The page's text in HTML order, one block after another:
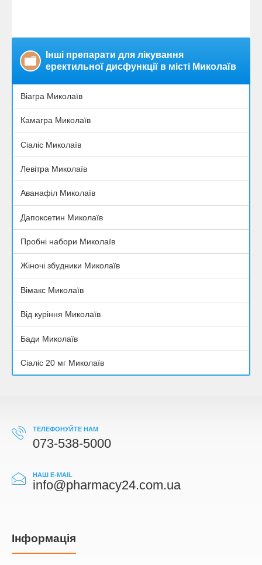
Інші препарати для лікування
еректильної дисфункції в місті Миколаїв
Віагра Миколаїв
Камагра Миколаїв
Сіаліс Миколаїв
Левітра Миколаїв
Аванафіл Миколаїв
Дапоксетин Миколаїв
Пробні набори Миколаїв
Жіночі збудники Миколаїв
Вімакс Миколаїв
Від куріння Миколаїв
Бади Миколаїв
Сіаліс 20 мг Миколаїв
ТЕЛЕФОНУЙТЕ НАМ
073-538-5000
НАШ E-MAIL
info@pharmacy24.com.ua
Iнформація